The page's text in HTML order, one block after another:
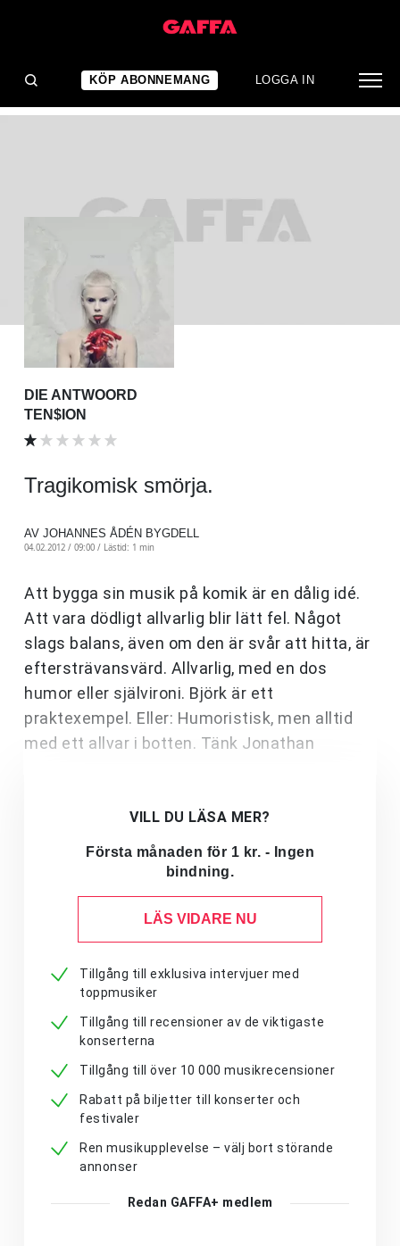
KÖP ABONNEMANG LOGGA IN
ALBUMRECENSION
Die Antwoord: TEN$ION
DIE ANTWOORD
TEN$ION
Tragikomisk smörja.
AV JOHANNES ÅDÉN BYGDELL
04.02.2012 / 09:00 / Lästid: 1 min
Att bygga sin musik på komik är en dålig idé.
Att vara dödligt allvarlig blir lätt fel. Något
slags balans, även om den är svår att hitta, är
eftersträvansvärd. Allvarlig, med en dos
humor eller självironi. Björk är ett
praktexempel. Eller: Humoristisk, men alltid
med ett allvar i botten. Tänk Jonathan
VILL DU LÄSA MER?
Första månaden för 1 kr. - Ingen
bindning.
LÄS VIDARE NU
Tillgång till exklusiva intervjuer med
toppmusiker
Tillgång till recensioner av de viktigaste
konserterna
Tillgång till över 10 000 musikrecensioner
Rabatt på biljetter till konserter och
festivaler
Ren musikupplevelse – välj bort störande
annonser
Redan GAFFA+ medlem